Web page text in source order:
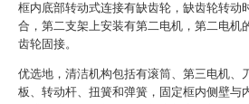
框内底部转动式连接有缺齿轮，缺齿轮转动
合，第二支架上安装有第二电机，第二电机
齿轮固接。
优选地，清洁机构包括有滚筒、第三电机、
板、转动杆、扭簧和弹簧，固定框内侧壁与